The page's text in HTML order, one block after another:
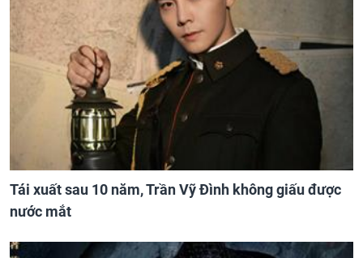
Tái xuất sau 10 năm, Trần Vỹ Đình không giấu được
nước mắt